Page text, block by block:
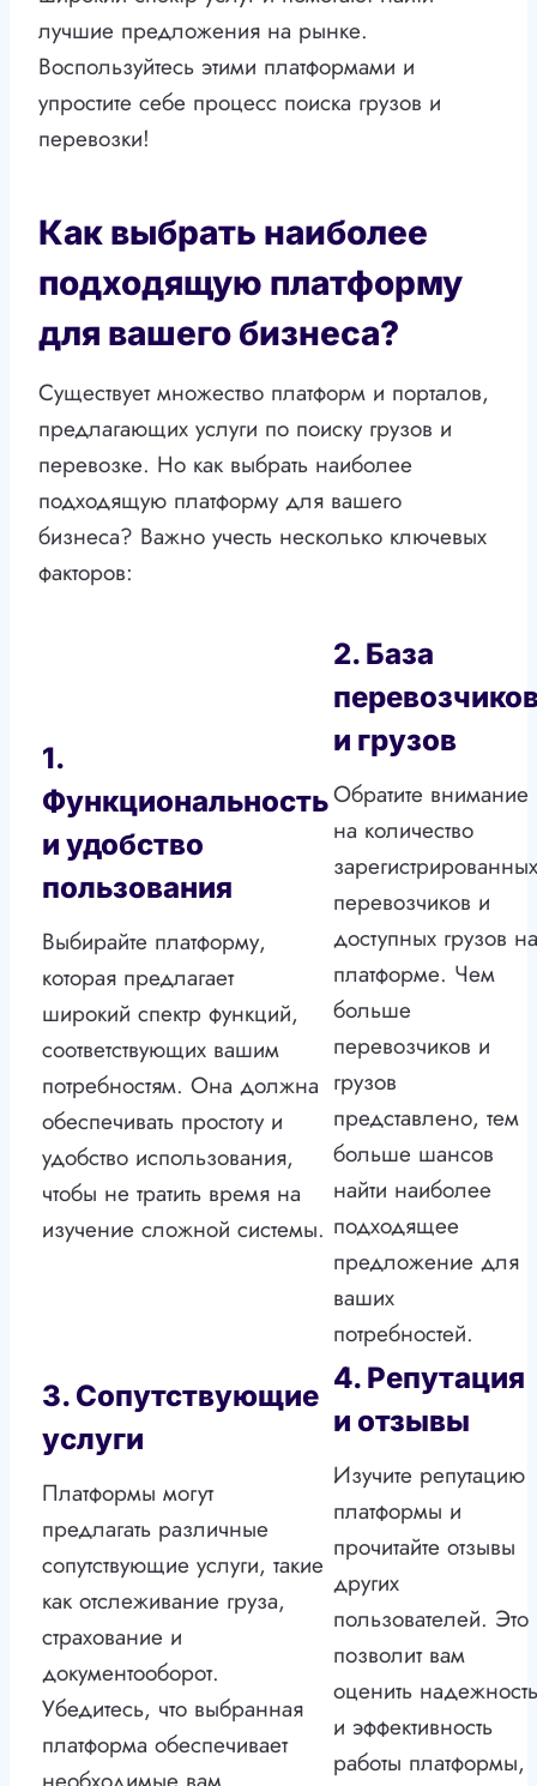
лучшие предложения на рынке.
Воспользуйтесь этими платформами и
упростите себе процесс поиска грузов и
перевозки!
Как выбрать наиболее
подходящую платформу
для вашего бизнеса?
Существует множество платформ и порталов,
предлагающих услуги по поиску грузов и
перевозке. Но как выбрать наиболее
подходящую платформу для вашего
бизнеса? Важно учесть несколько ключевых
факторов:
1.
Функциональность
и удобство
пользования
Выбирайте платформу,
которая предлагает
широкий спектр функций,
соответствующих вашим
потребностям. Она должна
обеспечивать простоту и
удобство использования,
чтобы не тратить время на
изучение сложной системы.
2. База
и грузов
Обратите внимание
на количество
зарегистрированных
перевозчиков и
доступных грузов на
платформе. Чем
больше
перевозчиков и
грузов
представлено, тем
больше шансов
найти наиболее
подходящее
предложение для
ваших
потребностей.
3. Сопутствующие
услуги
Платформы могут
предлагать различные
сопутствующие услуги, такие
как отслеживание груза,
страхование и
документооборот.
Убедитесь, что выбранная
платформа обеспечивает
4. Репутация
и отзывы
Изучите репутацию
платформы и
прочитайте отзывы
других
пользователей. Это
позволит вам
оценить надежность
и эффективность
работы платформы,